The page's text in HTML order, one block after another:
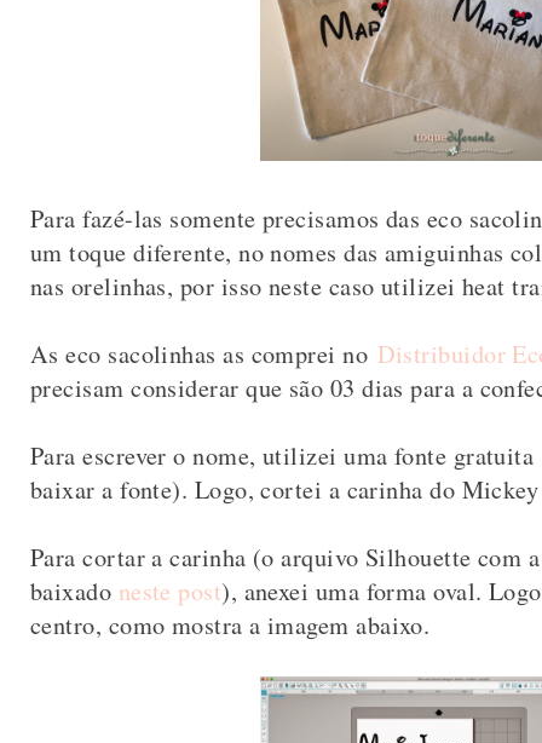
Para fazé-las somente precisamos das eco
um toque diferente, no nomes das amiguinhas
nas orelinhas, por isso neste caso utilizei heat
As eco sacolinhas as comprei no Distribuidor
precisam considerar que são 03 dias para a
Para escrever o nome, utilizei uma fonte gratuita
baixar a fonte). Logo, cortei a carinha do
Para cortar a carinha (o arquivo Silhouette com
baixado neste post), anexei uma forma oval.
centro, como mostra a imagem abaixo.